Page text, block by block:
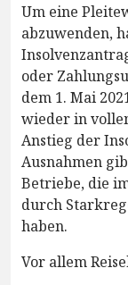
Um eine
abzuwenden,
oder
dem 1. Mai
wieder in
Anstieg der
Ausnahmen
Betriebe, die
durch
haben.
Vor allem